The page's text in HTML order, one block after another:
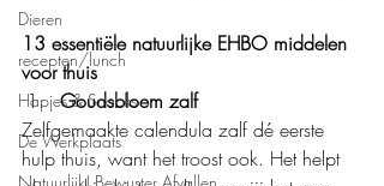
Dieren
recepten/lunch
Hapjes & Snacks
De Werkplaats
13 essentiële natuurlijke EHBO middelen
voor thuis
Goudsbloem zalf
Zelfgemaakte calendula zalf dé eerste
hulp thuis, want het troost ook. Het helpt